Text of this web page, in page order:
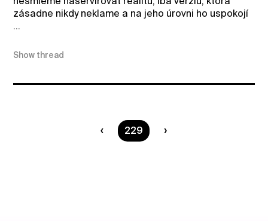
zásadne nikdy neklame a na jeho úrovni ho uspokojí
...
Show thread
You are on page
229